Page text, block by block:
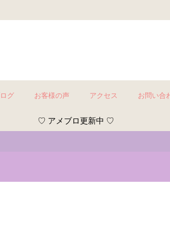
グ お客様の声 アクセス お問い合
♡ アメブロ更新中 ♡